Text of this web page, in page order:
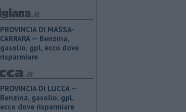
PROVINCIA DI MASSA-
CARRARA — ​Benzina,
gasolio, gpl, ecco dove
risparmiare
PROVINCIA DI LUCCA — ​
Benzina, gasolio, gpl,
ecco dove risparmiare